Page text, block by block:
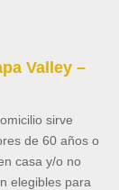
Valley –
sirve
de 60 años o
casa y/o no
elegibles para